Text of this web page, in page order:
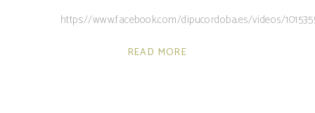
https://www.facebook.com/dipucordoba.es/videos/
READ MORE